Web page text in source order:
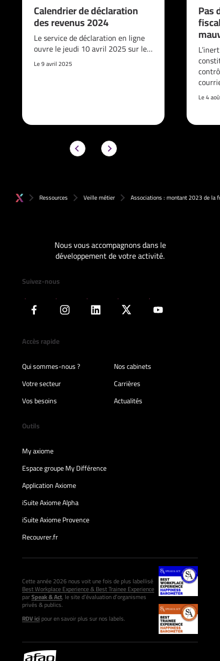
Calendrier de déclaration
des revenus 2024
Le service de déclaration en ligne
ouvre le jeudi 10 avril 2025 sur le…
Le 9 avril 2025
Pas
Le 4
Ressources Veille métier Associations : montant 2023 de la
Nous vous accompagnons dans le
développement de votre activité.
Suivez-nous
Accès rapide
Qui sommes-nous ?
Nos cabinets
Votre secteur
Carrières
Vos besoins
Actualités
Outils
My axiome
Espace groupe My Différence
Application Axiome
iSuite Axiome Alpha
iSuite Axiome Provence
Recouvrer.fr
Cette année 2026 nous voit une fois de plus labellisé
Best Workplace Experience & Best Trainee Experience
parSpeak & Act, le site d’évaluation d’organismes
privés & publics.
RDV icipour en savoir plus sur nos labels.